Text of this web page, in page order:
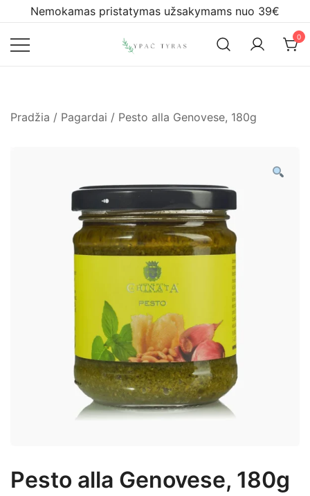
content
Nemokamas pristatymas užsakymams nuo 39€
0
Pradžia / Pagardai / Pesto alla Genovese, 180g
Pesto alla Genovese, 180g